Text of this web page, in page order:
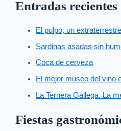
Entradas recientes
El pulpo, un
Sardinas asadas sin
Coca de cerveza
El mejor museo del vino
La Ternera Gallega. La
Fiestas